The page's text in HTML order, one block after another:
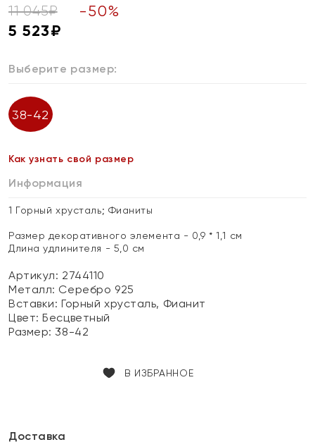
11 045₽ -50%
5 523₽
Выберите размер:
38-42
Как узнать свой размер
Информация
1 Горный хрусталь; Фианиты
Размер декоративного элемента - 0,9 * 1,1 см
Длина удлинителя - 5,0 см
Артикул: 2744110
Металл: Серебро 925
Вставки:Горный хрусталь, Фианит
Цвет:Бесцветный
Размер: 38-42
В ИЗБРАННОЕ
Доставка